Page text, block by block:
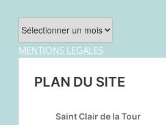
Archives
MENTIONS LEGALES